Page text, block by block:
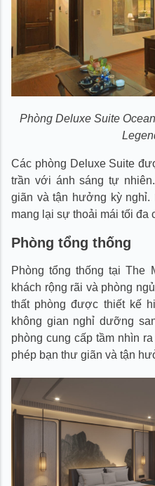
Phòng Deluxe Suite
Các phòng Deluxe Suite
trần với ánh sáng tự
giãn và tận hưởng kỳ nghỉ.
mang lại sự thoải mái tối đa
Phòng tổng thống
Phòng tổng thống tại The
khách rộng rãi và phòng
thất phòng được thiết kế
không gian nghỉ dưỡng
phòng cung cấp tầm nhìn
phép bạn thư giãn và tận